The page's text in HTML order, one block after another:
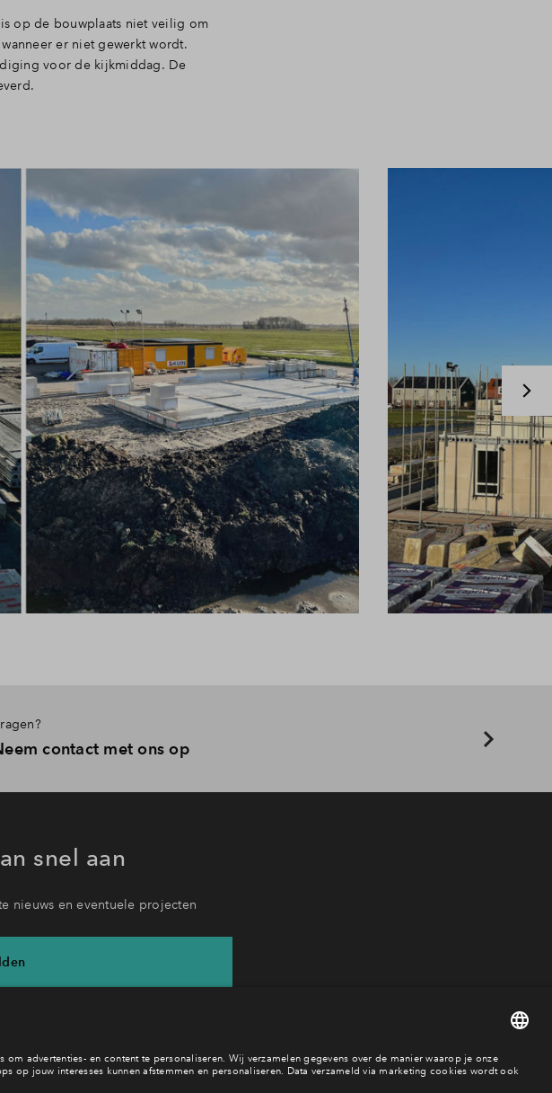
op de bouwplaats niet veilig om
er niet gewerkt wordt.
voor de kijkmiddag. De
contact met ons op
snel aan
nieuws en eventuele projecten
ons op
tijdens feestdagen)